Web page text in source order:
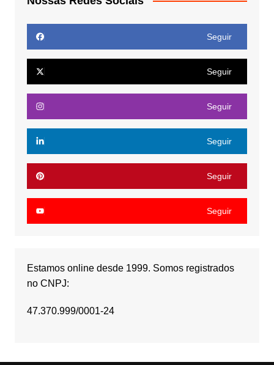
Seguir
Seguir
Seguir
Seguir
Seguir
Seguir
Estamos online desde 1999. Somos registrados
no CNPJ:
47.370.999/0001-24